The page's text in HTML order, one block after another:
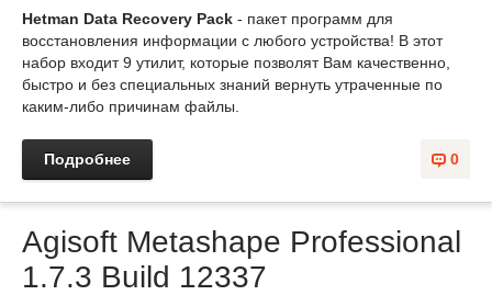
Hetman Data Recovery Pack - пакет программ для
восстановления информации с любого устройства! В этот
набор входит 9 утилит, которые позволят Вам качественно,
быстро и без специальных знаний вернуть утраченные по
каким-либо причинам файлы.
0
Подробнее
Agisoft Metashape Professional
1.7.3 Build 12337